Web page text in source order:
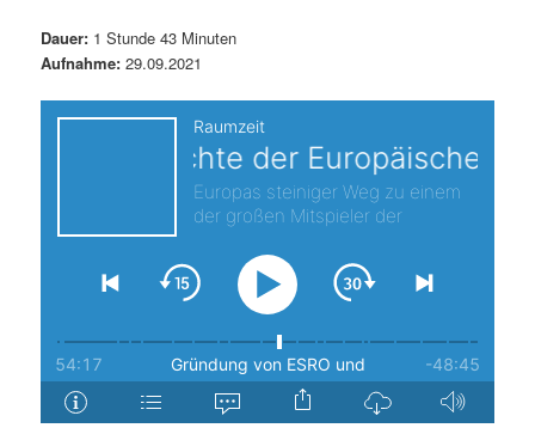
i
n
p
g
n
Dauer: 1 Stunde 43 Minuten
Aufnahme: 29.09.2021